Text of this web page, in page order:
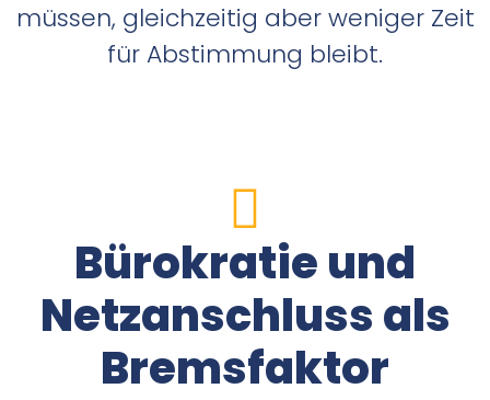
müssen, gleichzeitig aber weniger Zeit
für Abstimmung bleibt.
Bürokratie und
Netzanschluss als
Bremsfaktor